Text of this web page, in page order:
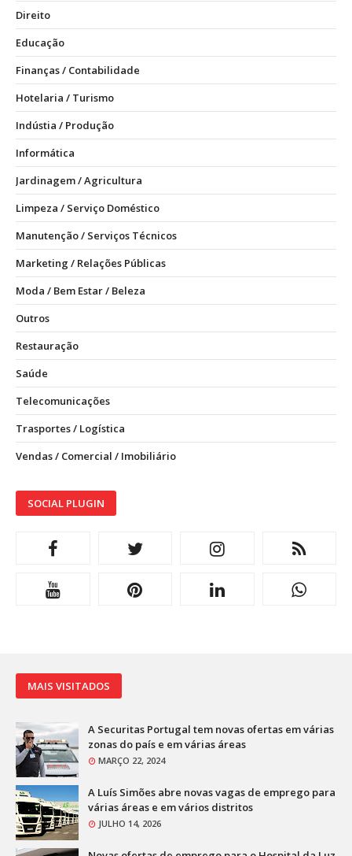
Direito
Educação
Finanças / Contabilidade
Hotelaria / Turismo
Indústia / Produção
Informática
Jardinagem / Agricultura
Limpeza / Serviço Doméstico
Manutenção / Serviços Técnicos
Marketing / Relações Públicas
Moda / Bem Estar / Beleza
Outros
Restauração
Saúde
Telecomunicações
Trasportes / Logística
Vendas / Comercial / Imobiliário
SOCIAL PLUGIN
MAIS VISITADOS
A Securitas Portugal tem novas ofertas em várias
zonas do país e em várias áreas
MARÇO 22, 2024
A Luís Simões abre novas vagas de emprego para
várias áreas e em vários distritos
JULHO 14, 2026